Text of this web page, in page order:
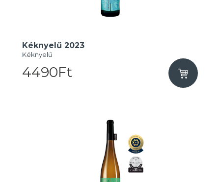
Kéknyelű 2023
Kéknyelű
4490Ft